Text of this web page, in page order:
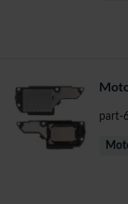
part-